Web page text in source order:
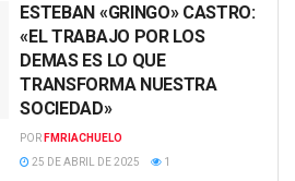
ESTEBAN «GRINGO» CASTRO:
«EL TRABAJO POR LOS
DEMAS ES LO QUE
TRANSFORMA NUESTRA
SOCIEDAD»
POR FMRIACHUELO
25 DE ABRIL DE 2025
1